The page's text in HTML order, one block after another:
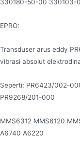
330180-50-00
EPRO:
Transduser arus eddy
vibrasi absolut
Seperti: PR6423/002-
PR9268/201-000
MMS6312 MMS6120
A6740 A6220